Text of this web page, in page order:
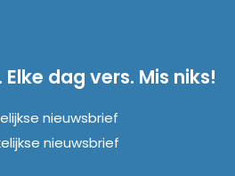
dag vers. Mis niks!
nieuwsbrief
nieuwsbrief